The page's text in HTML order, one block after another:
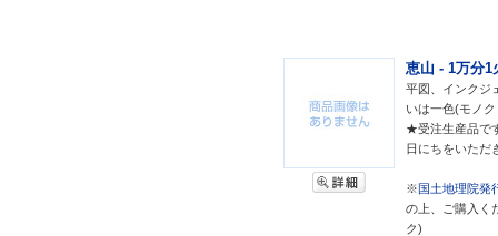
恵山 - 1万分1
平図、インクジ
いは一色(モノ
★受注生産品で
日にちをいただ
※ 国土地理院発
の上、ご購入く
ク)